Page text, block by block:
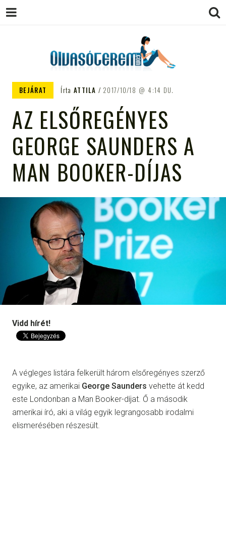
OLVASÓTEREM.COM – AZ
EGÉSZSÉGES OLVASÁS
TÁMOGATÓJA
BEJÁRAT Írta ATTILA 2017/10/18 4:14 DU.
AZ ELSŐREGÉNYES
GEORGE SAUNDERS A
MAN BOOKER-DÍJAS
Vidd hírét!
A végleges listára felkerült három elsőregényes szerző
egyike, az amerikai George Saunders vehette át kedd
este Londonban a Man Booker-díjat. Ő a második
amerikai író, aki a világ egyik legrangosabb irodalmi
elismerésében részesült.